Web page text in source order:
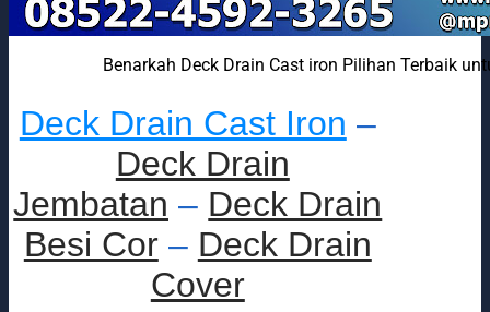
Benarkah Deck Drain Cast iron Pilihan Terbaik
Deck Drain Cast Iron –
Deck Drain
Jembatan – Deck Drain
Besi Cor– Deck Drain
Cover